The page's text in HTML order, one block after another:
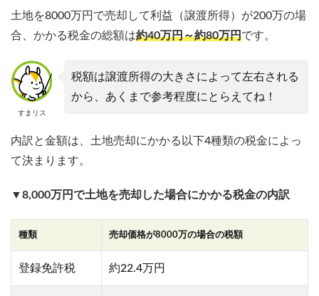
土地を8000万円で売却して利益（譲渡所得）が200万の場
合、かかる税金の総額は約40万円～約80万円です。
すまリス
税額は譲渡所得の大きさによって左右される
から、あくまで参考程度にとらえてね！
内訳と金額は、土地売却にかかる以下4種類の税金によっ
て決まります。
▼8,000万円で土地を売却した場合にかかる税金の内訳
種類 売却価格が8000万の場合の税額
登録免許税 約22.4万円